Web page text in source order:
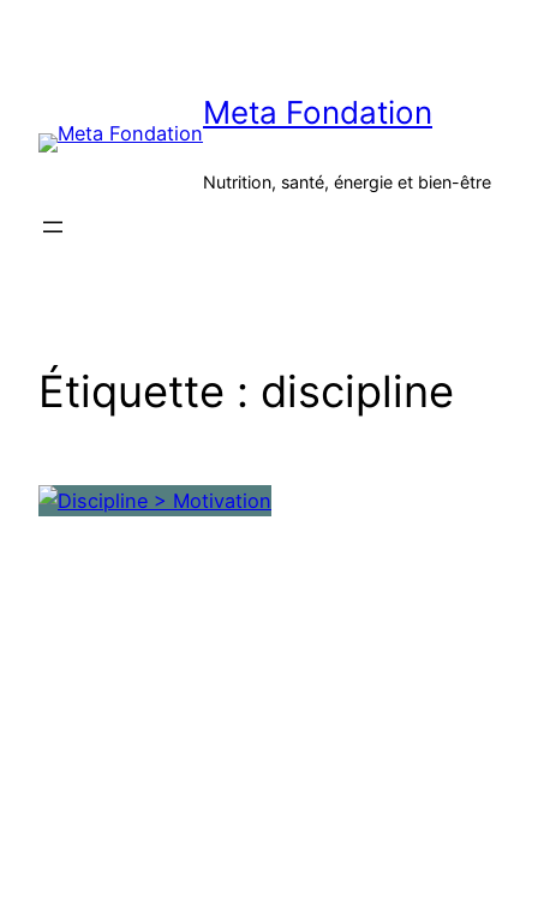
Meta Fondation
Nutrition, santé, énergie et bien-être
Étiquette : discipline